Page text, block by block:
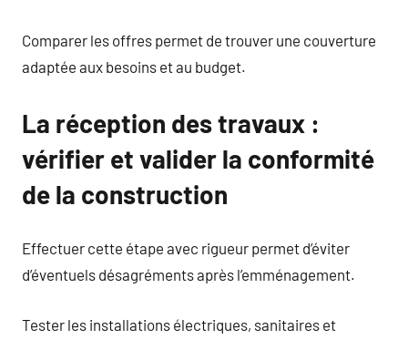
Comparer les offres permet de trouver une couverture
adaptée aux besoins et au budget.
La réception des travaux :
vérifier et valider la conformité
de la construction
Effectuer cette étape avec rigueur permet d’éviter
d’éventuels désagréments après l’emménagement.
Tester les installations électriques, sanitaires et